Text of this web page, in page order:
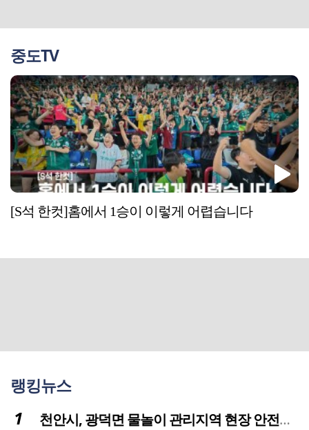
중도TV
[S석 한컷]홈에서 1승이 이렇게 어렵습니다
랭킹뉴스
천안시, 광덕면 물놀이 관리지역 현장 안전점검 실시